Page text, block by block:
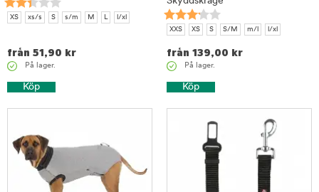
XS xs/s S s/m M L l/xl
från 51,90 kr
På lager.
Köp
XXS XS S S/M m/l l/xl
från 139,00 kr
På lager.
Köp